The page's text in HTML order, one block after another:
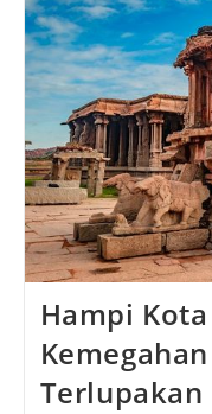
Hampi
Terlupakan